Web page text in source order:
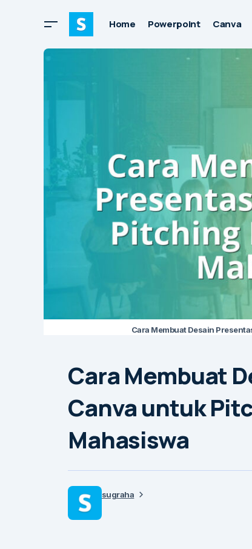
Home Powerpoint Canva
Cara Membuat Desain
Cara Membuat
Canva untuk
Mahasiswa
sugraha